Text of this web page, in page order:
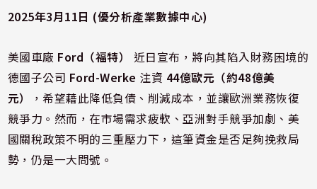
2025年3月11日 (優分析產業數據中心)
美國車廠 Ford（福特）
近日宣布，將向其陷入財務困境的
德國子公司 Ford-Werke 注資 44億歐元（約48億美
元）
，希望藉此降低負債、削減成本，並讓歐洲業務恢復
競爭力。然而，在市場需求疲軟、亞洲對手競爭加劇、美
國關稅政策不明的三重壓力下，這筆資金是否足夠挽救局
勢，仍是一大問號。